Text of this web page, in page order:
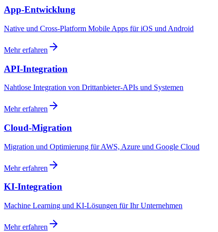
App-Entwicklung
Native und Cross-Platform Mobile Apps für iOS und Android
Mehr erfahren
API-Integration
Nahtlose Integration von Drittanbieter-APIs und Systemen
Mehr erfahren
Cloud-Migration
Migration und Optimierung für AWS, Azure und Google Cloud
Mehr erfahren
KI-Integration
Machine Learning und KI-Lösungen für Ihr Unternehmen
Mehr erfahren